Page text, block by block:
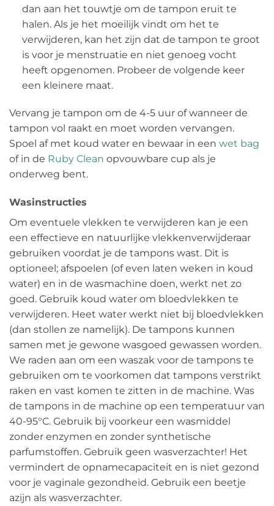
dan aan het touwtje om de tampon eruit te
halen. Als je het moeilijk vindt om het te
verwijderen, kan het zijn dat de tampon te groot
is voor je menstruatie en niet genoeg vocht
heeft opgenomen. Probeer de volgende keer
een kleinere maat.
Vervang je tampon om de 4-5 uur of wanneer de
tampon vol raakt en moet worden vervangen.
Spoel af met koud water en bewaar in een wet bag
of in de Ruby Clean opvouwbare cup als je
onderweg bent.
Wasinstructies
Om eventuele vlekken te verwijderen kan je een
een effectieve en natuurlijke vlekkenverwijderaar
gebruiken voordat je de tampons wast. Dit is
optioneel; afspoelen (of even laten weken in koud
water) en in de wasmachine doen, werkt net zo
goed. Gebruik koud water om bloedvlekken te
verwijderen. Heet water werkt niet bij bloedvlekken
(dan stollen ze namelijk). De tampons kunnen
samen met je gewone wasgoed gewassen worden.
We raden aan om een ​​waszak voor de tampons te
gebruiken om te voorkomen dat tampons verstrikt
raken en vast komen te zitten in de machine. Was
de tampons in de machine op een temperatuur van
40-95°C. Gebruik bij voorkeur een wasmiddel
zonder enzymen en zonder synthetische
parfumstoffen. Gebruik geen wasverzachter! Het
vermindert de opnamecapaciteit en is niet gezond
voor je vaginale gezondheid. Gebruik een beetje
azijn als wasverzachter.